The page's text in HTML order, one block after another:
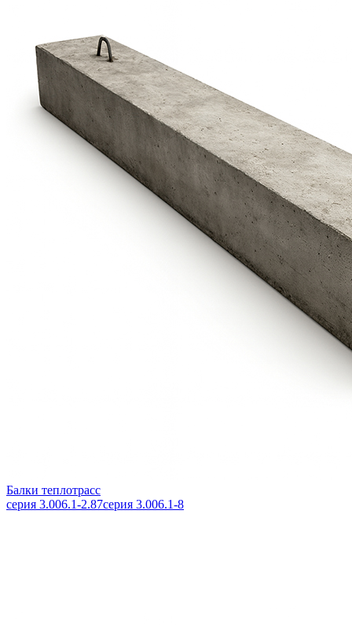
Балки теплотрасс
серия 3.006.1-2.87серия 3.006.1-8